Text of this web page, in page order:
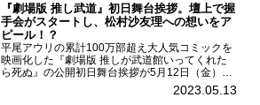
『劇場版 推し武道』初日舞台挨拶。壇上で握
手会がスタートし、松村沙友理への想いをア
ピール！？
平尾アウリの累計100万部超え大人気コミックを
映画化した『劇場版 推しが武道館いってくれた
ら死ぬ』の公開初日舞台挨拶が5月12日（金）新
宿バルト9で開催され、出演者の松村沙友理、中
村里帆、MOMO(@onefive)、KANO(@onefi...
2023.05.13